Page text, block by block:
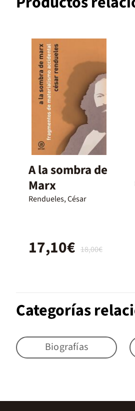
A la sombra de
Marx
Rendueles, César
18,00€
17,10€
Categorías
Biografías